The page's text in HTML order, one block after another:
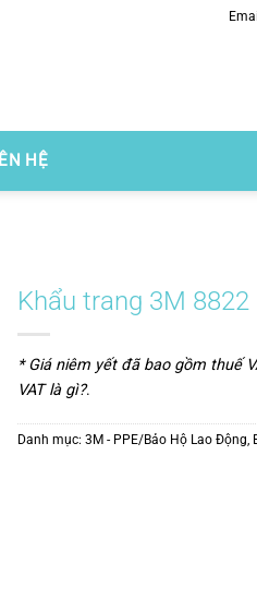
HỆ
Khẩu trang 3M 8822
* Giá niêm yết đã bao gồm thuế
VAT là gì?.
Danh mục: 3M - PPE/Bảo Hộ Lao Động